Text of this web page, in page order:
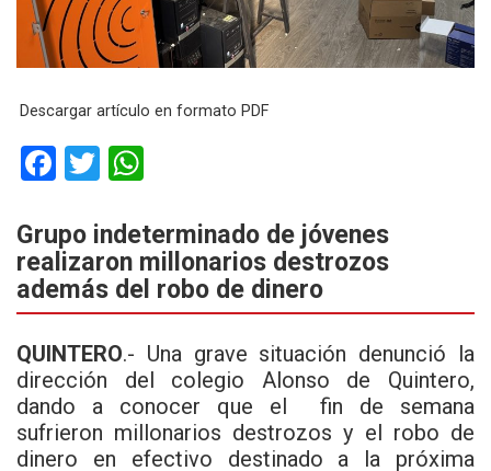
Descargar artículo en formato PDF
F
ce
b
o
o
k
T
tt
er
at
s
A
p
p
Grupo indeterminado de jóvenes
realizaron millonarios destrozos
además del robo de dinero
QUINTERO.- Una grave situación denunció la
dirección del colegio Alonso de Quintero,
dando a conocer que el fin de semana
sufrieron millonarios destrozos y el robo de
dinero en efectivo destinado a la próxima